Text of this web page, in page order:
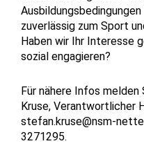
zuverlässig zum Sport
Haben wir Ihr Interesse
sozial engagieren?
Für nähere Infos
Kruse, Verantwortlicher
stefan.kruse@nsm-
3271295.